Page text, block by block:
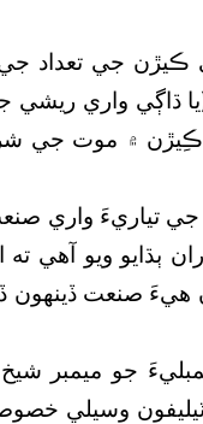
ڪيڙن جي تعداد
ڌاڳي واري ريشي
۾ موت جي شرح
مانگا ۾ ريشم جي
ٻڌايو ويو آهي ته
صنعت ڏينهون
جو ميمبر
وسيلي